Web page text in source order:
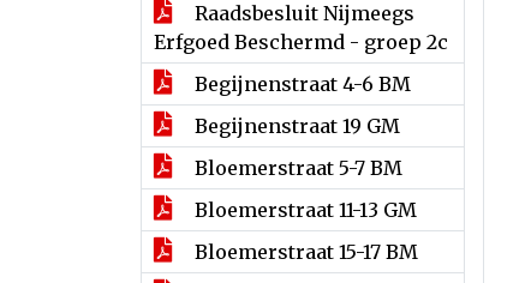
Raadsbesluit Nijmeegs
Erfgoed Beschermd - groep 2c
Begijnenstraat 4-6 BM
Begijnenstraat 19 GM
Bloemerstraat 5-7 BM
Bloemerstraat 11-13 GM
Bloemerstraat 15-17 BM